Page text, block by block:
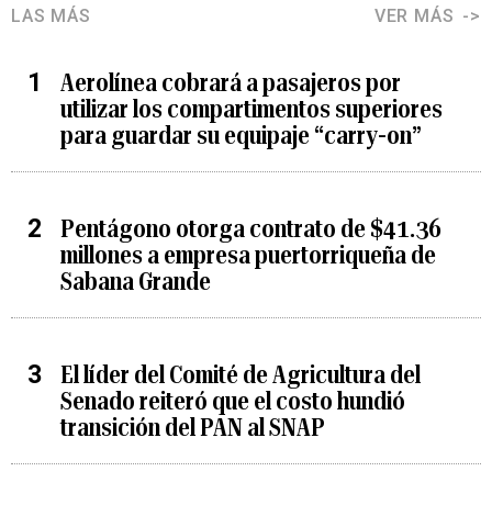
LAS MÁS VER MÁS
Aerolínea cobrará a pasajeros por
utilizar los compartimentos superiores
para guardar su equipaje “carry-on”
Pentágono otorga contrato de $41.36
millones a empresa puertorriqueña de
Sabana Grande
El líder del Comité de Agricultura del
Senado reiteró que el costo hundió
transición del PAN al SNAP